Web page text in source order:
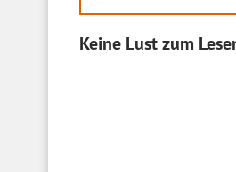
Keine Lust zum